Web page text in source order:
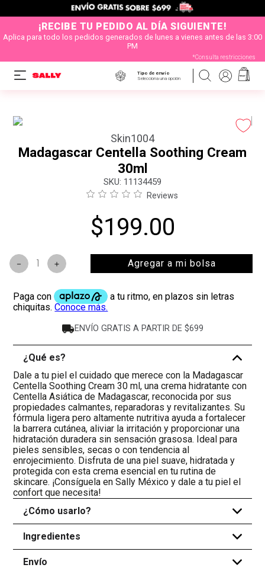
¡RECIBE TU PEDIDO AL DÍA SIGUIENTE!
Aplica para todo los pedidos generados de lunes a vienes antes de las 3:00
PM
*Consulta restricciones
Tipo de envío
Selecciona una opción
Skin1004
Madagascar Centella Soothing Cream
30ml
: 11134459
Reviews
$199.00
＋
－ Agregar a mi bolsa
ENVÍO GRATIS A PARTIR DE $699
¿Qué es?
-
Dale a tu piel el cuidado que merece con la Madagascar
Centella Soothing Cream 30 ml, una crema hidratante con
Centella Asiática de Madagascar, reconocida por sus
propiedades calmantes, reparadoras y revitalizantes. Su
fórmula ligera pero altamente nutritiva ayuda a fortalecer
la barrera cutánea, aliviar la irritación y proporcionar una
hidratación duradera sin sensación grasosa. Ideal para
pieles sensibles, secas o con tendencia al
enrojecimiento. Disfruta de una piel suave, hidratada y
protegida con esta crema esencial en tu rutina de
skincare. ¡Consíguela en Sally México y dale a tu piel el
confort que necesita!
¿Cómo usarlo?
+
Ingredientes +
Envío +